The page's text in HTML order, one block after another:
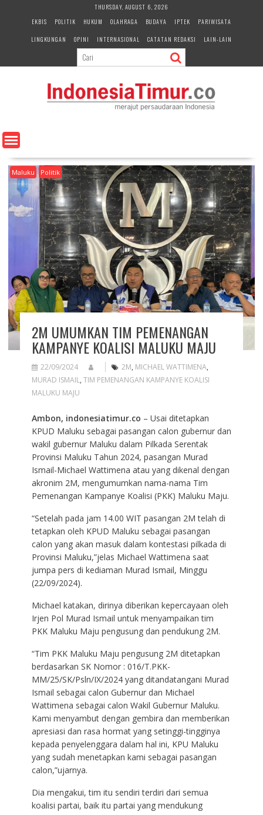
e
n
THURSDAY, AUGUST 6, 2026
EKBIS
POLITIK HUKUM OLAHRAGA BUDAYA IPTEK
PARIWISATA
LINGKUNGAN
OPINI INTERNASIONAL CATATAN REDAKSI LAIN-LAIN
Maluku Politik
2M UMUMKAN TIM PEMENANGAN
KAMPANYE KOALISI MALUKU MAJU
22/09/2024 2M, MICHAEL WATTIMENA,
MURAD ISMAIL, TIM PEMENANGAN KAMPANYE KOALISI
MALUKU MAJU
Ambon, indonesiatimur.co – Usai ditetapkan
KPUD Maluku sebagai pasangan calon gubernur dan
wakil gubernur Maluku dalam Pilkada Serentak
Provinsi Maluku Tahun 2024, pasangan Murad
Ismail-Michael Wattimena atau yang dikenal dengan
akronim 2M, mengumumkan nama-nama Tim
Pemenangan Kampanye Koalisi (PKK) Maluku Maju.
“Setelah pada jam 14.00 WIT pasangan 2M telah di
tetapkan oleh KPUD Maluku sebagai pasangan
calon yang akan masuk dalam kontestasi pilkada di
Provinsi Maluku,”jelas Michael Wattimena saat
jumpa pers di kediaman Murad Ismail, Minggu
(22/09/2024).
Michael katakan, dirinya diberikan kepercayaan oleh
Irjen Pol Murad Ismail untuk menyampaikan tim
PKK Maluku Maju pengusung dan pendukung 2M.
“Tim PKK Maluku Maju pengusung 2M ditetapkan
berdasarkan SK Nomor : 016/T.PKK-
MM/25/SK/Psln/IX/2024 yang ditandatangani Murad
Ismail sebagai calon Gubernur dan Michael
Wattimena sebagai calon Wakil Gubernur Maluku.
Kami menyambut dengan gembira dan memberikan
apresiasi dan rasa hormat yang setinggi-tingginya
kepada penyelenggara dalam hal ini, KPU Maluku
yang sudah menetapkan kami sebagai pasangan
calon,”ujarnya.
Dia mengakui, tim itu sendiri terdiri dari semua
koalisi partai, baik itu partai yang mendukung